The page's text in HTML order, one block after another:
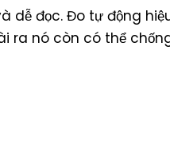
đọc. Đo tự động
ra nó còn có thể